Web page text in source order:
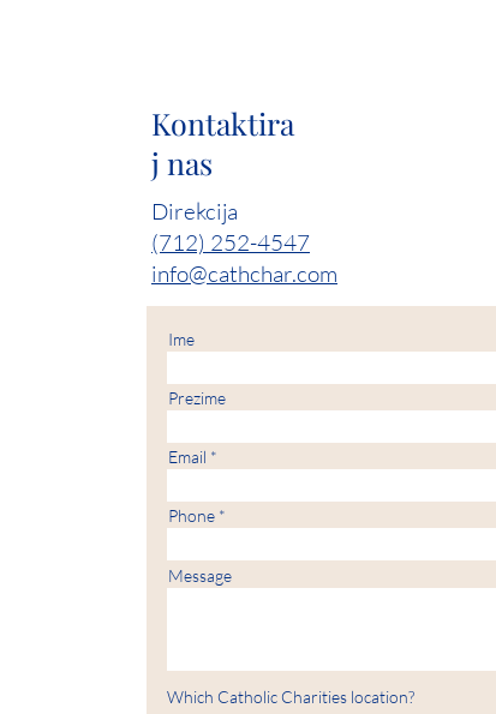
Kontaktira
j nas
Direkcija
(712) 252-4547
info@cathchar.com
Ime
Prezime
Email
Phone
Message
Which Catholic Charities location?